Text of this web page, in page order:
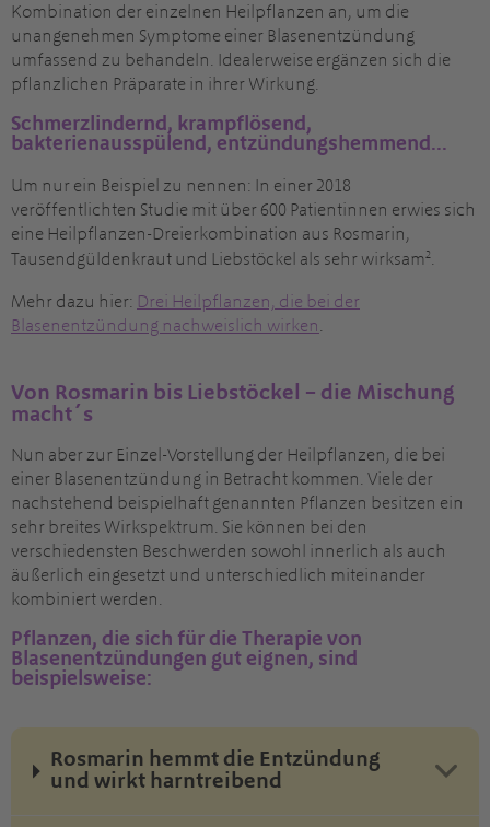
Kombination der einzelnen Heilpflanzen an, um die
unangenehmen Symptome einer Blasenentzündung
umfassend zu behandeln. Idealerweise ergänzen sich die
pflanzlichen Präparate in ihrer Wirkung.
Schmerzlindernd, krampflösend,
bakterienausspülend, entzündungshemmend...
Um nur ein Beispiel zu nennen: In einer 2018
veröffentlichten Studie mit über 600 Patientinnen erwies sich
eine Heilpflanzen-Dreierkombination aus Rosmarin,
Tausendgüldenkraut und Liebstöckel als sehr wirksam 2.
Mehr dazu hier: Drei Heilpflanzen, die bei der
Blasenentzündung nachweislich wirken.
Von Rosmarin bis Liebstöckel – die Mischung
macht´s
Nun aber zur Einzel-Vorstellung der Heilpflanzen, die bei
einer Blasenentzündung in Betracht kommen. Viele der
nachstehend beispielhaft genannten Pflanzen besitzen ein
sehr breites Wirkspektrum. Sie können bei den
verschiedensten Beschwerden sowohl innerlich als auch
äußerlich eingesetzt und unterschiedlich miteinander
kombiniert werden.
Pflanzen, die sich für die Therapie von
Blasenentzündungen gut eignen, sind
beispielsweise:
Rosmarin hemmt die Entzündung
und wirkt harntreibend